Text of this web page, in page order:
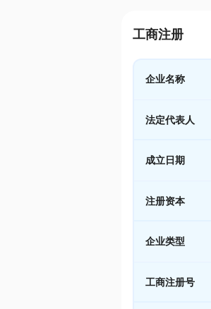
工商注册
企业名称
法定代表人
成立日期
注册资本
企业类型
工商注册号